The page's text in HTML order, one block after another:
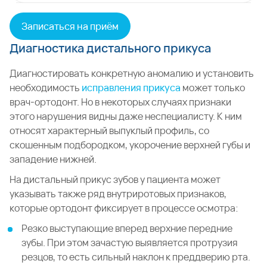
Записаться на приём
Диагностика дистального прикуса
Диагностировать конкретную аномалию и установить
необходимость исправления прикуса может только
врач-ортодонт. Но в некоторых случаях признаки
этого нарушения видны даже неспециалисту. К ним
относят характерный выпуклый профиль, со
скошенным подбородком, укорочение верхней губы и
западение нижней.
На дистальный прикус зубов у пациента может
указывать также ряд внутриротовых признаков,
которые ортодонт фиксирует в процессе осмотра:
Резко выступающие вперед верхние передние
зубы. При этом зачастую выявляется протрузия
резцов, то есть сильный наклон к преддверию рта.